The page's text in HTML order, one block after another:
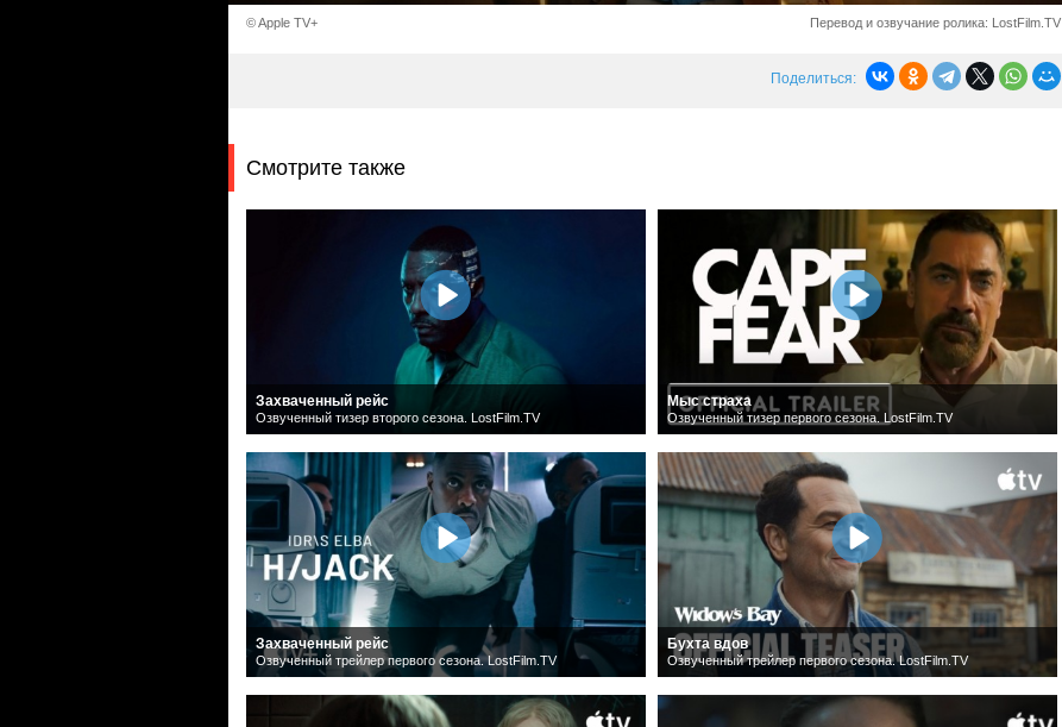
© Apple TV+ Перевод и озвучание ролика: LostFilm.TV
Поделиться:
Смотрите также
Захваченный рейс
Озвученный тизер второго сезона. LostFilm.TV
Захваченный рейс
Озвученный трейлер первого сезона. LostFilm.TV
Мыс страха
Озвученный тизер первого сезона. LostFilm.TV
Бухта вдов
Озвученный трейлер первого сезона. LostFilm.TV